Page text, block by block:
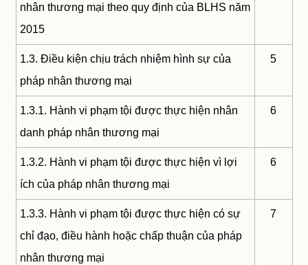
nhân thương mại theo quy định của BLHS năm
2015
1.3. Điều kiện chịu trách nhiệm hình sự của
pháp nhân thương mại
5
1.3.1. Hành vi phạm tội được thực hiện nhân
danh pháp nhân thương mại
6
1.3.2. Hành vi phạm tội được thực hiện vì lợi
ích của pháp nhân thương mại
6
1.3.3. Hành vi phạm tội được thực hiện có sự
chỉ đạo, điều hành hoặc chấp thuận của pháp
nhân thương mại
7